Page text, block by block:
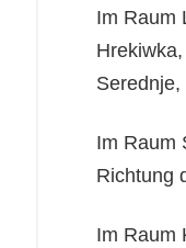
Im Raum
Im Raum
Richtung
Im Raum